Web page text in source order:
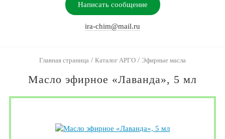
Написать сообщение
ira-chim@mail.ru
Главная страница / Каталог АРГО / Эфирные масла
Масло эфирное «Лаванда», 5 мл